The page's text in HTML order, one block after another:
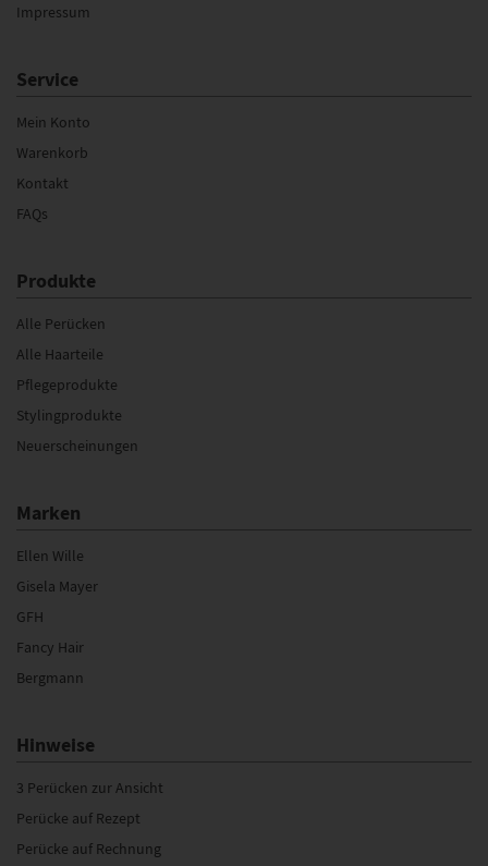
Impressum
Service
Mein Konto
Warenkorb
Kontakt
FAQs
Produkte
Alle Perücken
Alle Haarteile
Pflegeprodukte
Stylingprodukte
Neuerscheinungen
Marken
Ellen Wille
Gisela Mayer
GFH
Fancy Hair
Bergmann
Hinweise
3 Perücken zur Ansicht
Perücke auf Rezept
Perücke auf Rechnung